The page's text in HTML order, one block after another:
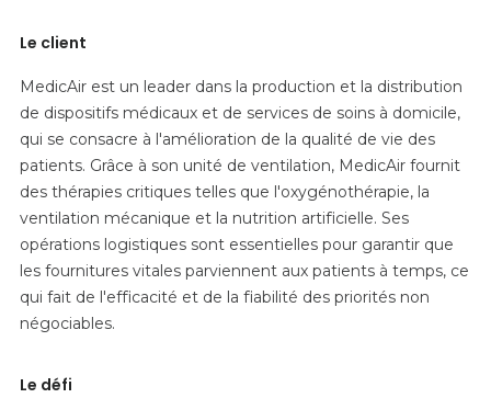
Le client
MedicAir est un leader dans la production et la distribution
de dispositifs médicaux et de services de soins à domicile,
qui se consacre à l'amélioration de la qualité de vie des
patients. Grâce à son unité de ventilation, MedicAir fournit
des thérapies critiques telles que l'oxygénothérapie, la
ventilation mécanique et la nutrition artificielle. Ses
opérations logistiques sont essentielles pour garantir que
les fournitures vitales parviennent aux patients à temps, ce
qui fait de l'efficacité et de la fiabilité des priorités non
négociables.
Le défi